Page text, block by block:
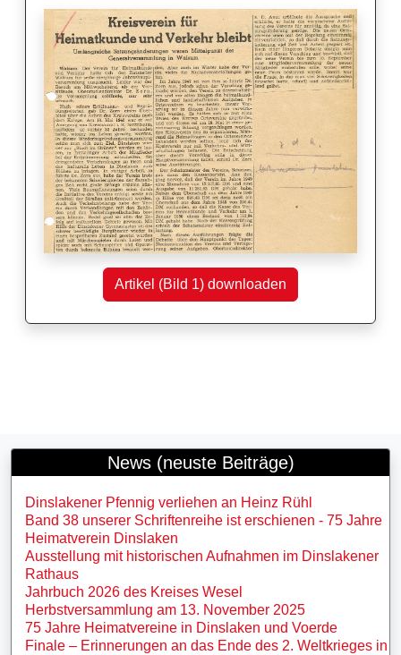
Artikel (Bild 1) downloaden
News (neuste Beiträge)
Dinslakener Pfennig verliehen an Heinz Rühl
Band 38 unserer Schriftenreihe ist erschienen - 75 Jahre
Heimatverein Dinslaken
Ausstellung mit historischen Aufnahmen im Dinslakener
Rathaus
Jahrbuch 2026 des Kreises Wesel
Herbstversammlung am 13. November 2025
75 Jahre Heimatvereine in Dinslaken und Voerde
Finale – Erinnerungen an das Ende des 2. Weltkrieges in